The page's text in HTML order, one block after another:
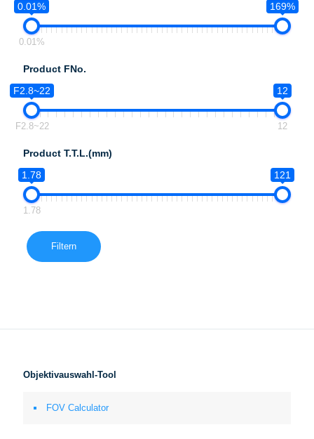
0.01%
169%
0.01%
Product FNo.
F2.8~22
12
F2.8~22 12
Product T.T.L.(mm)
1.78
121
1.78
Filtern
Objektivauswahl-Tool
FOV Calculator